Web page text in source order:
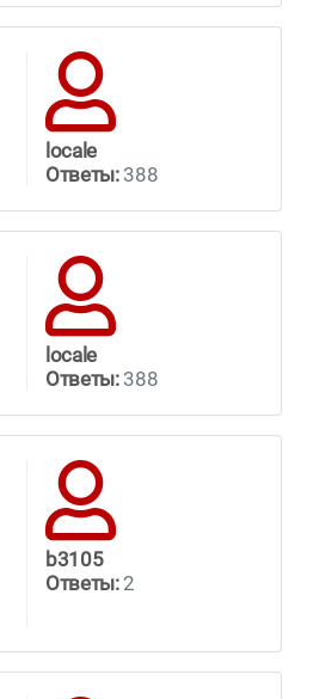
locale
Ответы:388
locale
Ответы:388
b3105
Ответы:2